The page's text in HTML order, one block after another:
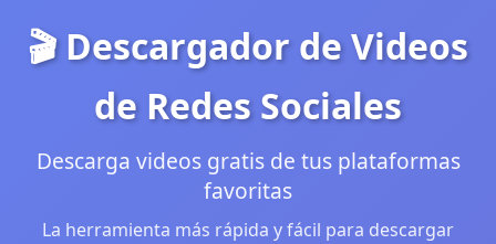
🎬 Descargador de Videos
de Redes Sociales
Descarga videos gratis de tus plataformas
favoritas
La herramienta más rápida y fácil para descargar